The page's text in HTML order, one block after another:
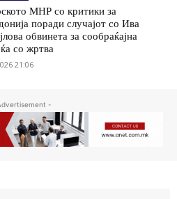
МНР со критики за
поради случајот со Ива
обвинета за сообраќајна
со жртва
21:06
-